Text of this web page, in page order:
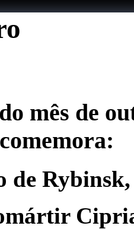
mês de
de